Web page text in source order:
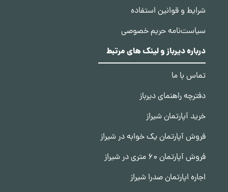
شرایط و قوانین استفاده
سیاست‌نامه حریم خصوصی
درباره دیرباز و لینک های مرتبط
تماس با ما
دفترچه راهنمای دیرباز
خرید آپارتمان شیراز
فروش آپارتمان یک خوابه در شیراز
فروش آپارتمان 60 متری در شیراز
اجاره اپارتمان صدرا شیراز